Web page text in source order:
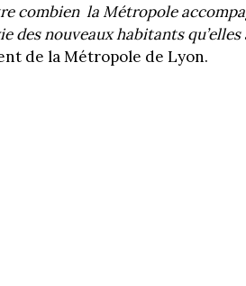
combien la Métropole
des nouveaux habitants
de la Métropole de Lyon.